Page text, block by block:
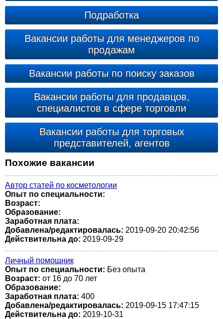
Подработка
Вакансии работы для менеджеров по
продажам
Вакансии работы по поиску заказов
Вакансии работы для продавцов,
специалистов в сфере торговли
Вакансии работы для торговых
представителей, агентов
Похожие вакансии
Автор статей по косметологии
Опыт по специальности:
Возраст:
Образование:
Заработная плата:
Добавлена/редактировалась: 2019-09-20 20:42:56
Действительна до: 2019-09-29
Личный помощник
Опыт по специальности: Без опыта
Возраст: от 16 до 70 лет
Образование:
Заработная плата: 400
Добавлена/редактировалась: 2019-09-15 17:47:15
Действительна до: 2019-10-31